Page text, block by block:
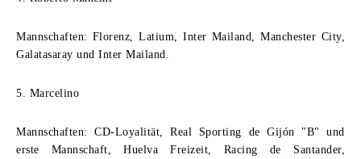
Mannschaften: Florenz, Latium, Inter Mailand, Manchester City,
Galatasaray und Inter Mailand.
5. Marcelino
Mannschaften: CD-Loyalität, Real Sporting de Gijón "B" und
erste Mannschaft, Huelva Freizeit, Racing de Santander,